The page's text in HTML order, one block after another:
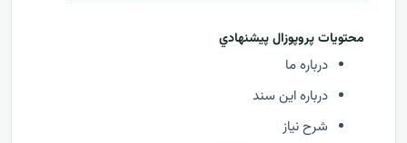
محتويات پروپوزال پيشنهادي
درباره ما
درباره این سند
شرح نیاز